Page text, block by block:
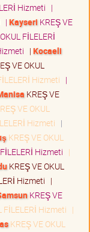
Hizmeti |
| Kayseri KREŞ VE
FİLELERİ
| Kocaeli
VE OKUL
Hizmeti |
KREŞ VE
VE OKUL
Hizmeti |
KREŞ VE OKUL
Hizmeti |
KREŞ VE OKUL
Hizmeti |
KREŞ VE
FİLELERİ Hizmeti |
KREŞ VE OKUL